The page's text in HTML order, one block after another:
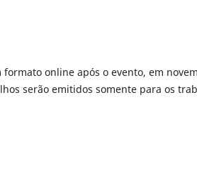
online após o evento, em
serão emitidos somente para os